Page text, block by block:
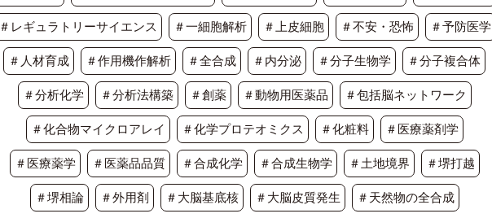
＃レギュラトリーサイエンス ＃一細胞解析 ＃上皮細胞 ＃不安・恐怖 ＃予防医学
＃人材育成 ＃作用機作解析 ＃全合成 ＃内分泌 ＃分子生物学 ＃分子複合体
＃分析化学 ＃分析法構築 ＃創薬 ＃動物用医薬品 ＃包括脳ネットワーク
＃化合物マイクロアレイ ＃化学プロテオミクス ＃化粧料 ＃医療薬剤学
＃医療薬学 ＃医薬品品質 ＃合成化学 ＃合成生物学 ＃土地境界 ＃堺打越
＃堺相論 ＃外用剤 ＃大脳基底核 ＃大脳皮質発生 ＃天然物の全合成